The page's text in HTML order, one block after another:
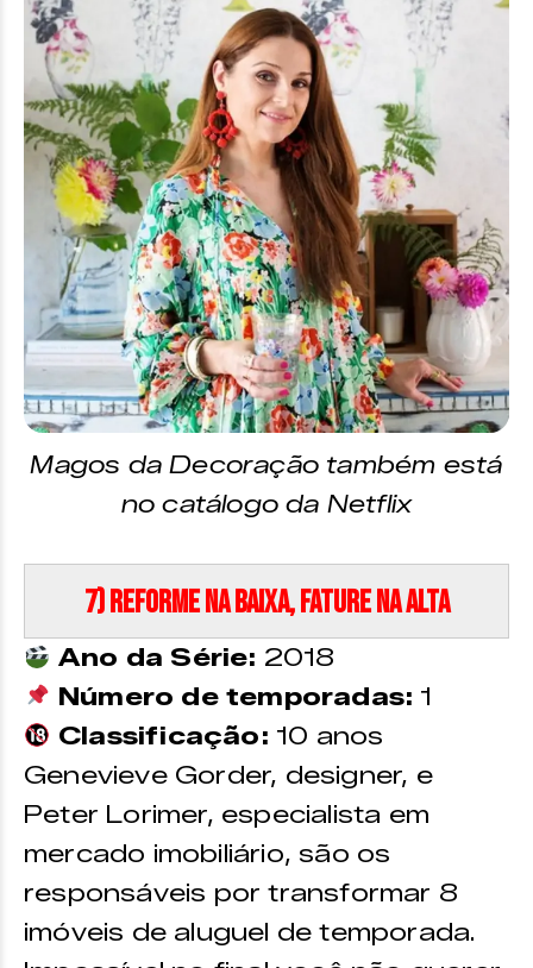
Magos da Decoração também está
no catálogo da Netflix
7) Reforme na Baixa, Fature na Alta
Ano da Série: 2018
Número de temporadas: 1
Classificação: 10 anos
Genevieve Gorder, designer, e
Peter Lorimer, especialista em
mercado imobiliário, são os
responsáveis por transformar 8
imóveis de aluguel de temporada.